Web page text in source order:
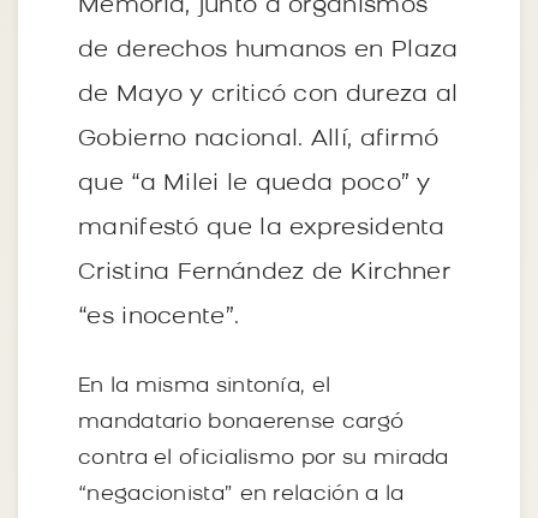
Memoria, junto a organismos
de derechos humanos en Plaza
de Mayo y criticó con dureza al
Gobierno nacional. Allí, afirmó
que “a Milei le queda poco” y
manifestó que la expresidenta
Cristina Fernández de Kirchner
“es inocente”.
En la misma sintonía, el
mandatario bonaerense cargó
contra el oficialismo por su mirada
“negacionista” en relación a la